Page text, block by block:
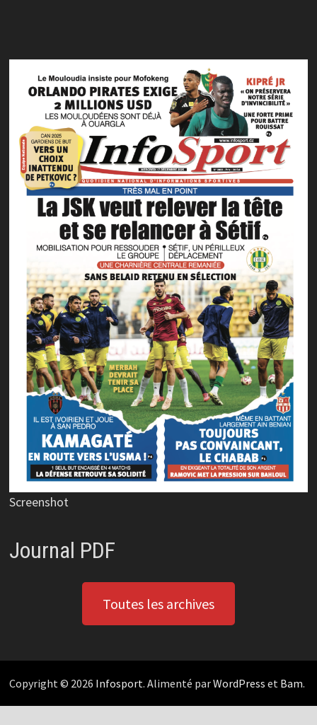
Screenshot
Journal PDF
Toutes les archives
Copyright © 2026 Infosport. Alimenté parWordPress et Bam.